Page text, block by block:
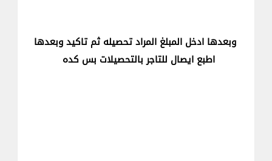
وبعدها ادخل المبلغ المراد تحصيله ثم تاكيد وبعدها
اطبع ايصال للتاجر بالتحصيلات بس كده